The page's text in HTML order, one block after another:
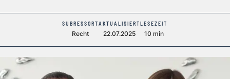
SUBRESSORT
Recht
AKTUALISIERT
22.07.2025
LESEZEIT
10 min